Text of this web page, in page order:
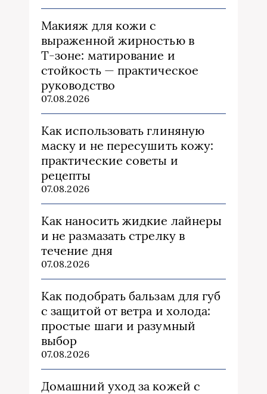
Макияж для кожи с
выраженной жирностью в
Т‑зоне: матирование и
стойкость — практическое
руководство
07.08.2026
Как использовать глиняную
маску и не пересушить кожу:
практические советы и
рецепты
07.08.2026
Как наносить жидкие лайнеры
и не размазать стрелку в
течение дня
07.08.2026
Как подобрать бальзам для губ
с защитой от ветра и холода:
простые шаги и разумный
выбор
07.08.2026
Домашний уход за кожей с